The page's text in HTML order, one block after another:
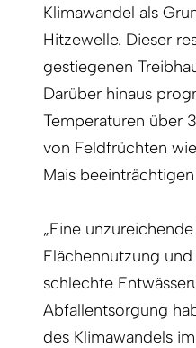
Klimawandel als
Hitzewelle. Dieser
gestiegenen
Darüber hinaus
Temperaturen über
von Feldfrüchten
Mais
„Eine
Flächennutzung
schlechte
Abfallentsorgung
des Klimawandels